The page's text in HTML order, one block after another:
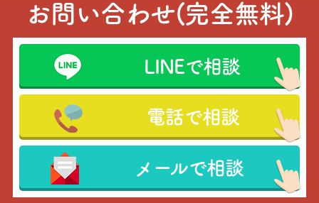
お問い合わせ(完全無料)
LINEで相談
電話で相談
メールで相談